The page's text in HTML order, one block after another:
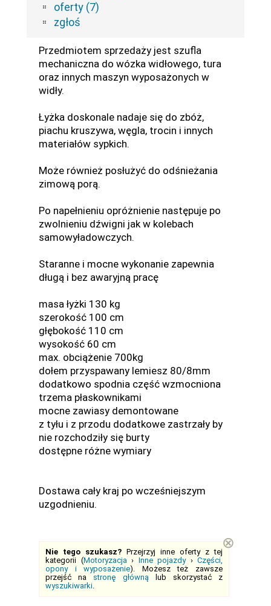
oferty (7)
zgłoś
Przedmiotem sprzedaży jest szufla
mechaniczna do wózka widłowego, tura
oraz innych maszyn wyposażonych w
widły.
Łyżka doskonale nadaje się do zbóż,
piachu kruszywa, węgla, trocin i innych
materiałów sypkich.
Może również posłużyć do odśnieżania
zimową porą.
Po napełnieniu opróżnienie następuje po
zwolnieniu dźwigni jak w kolebach
samowyładowczych.
Staranne i mocne wykonanie zapewnia
długą i bez awaryjną pracę
masa łyżki 130 kg
szerokość 100 cm
głębokość 110 cm
wysokość 60 cm
max. obciążenie 700kg
dołem przyspawany lemiesz 80/8mm
dodatkowo spodnia część wzmocniona
trzema płaskownikami
mocne zawiasy demontowane
z tyłu i z przodu dodatkowe zastrzały by
nie rozchodziły się burty
dostępne różne wymiary
Dostawa cały kraj po wcześniejszym
uzgodnieniu.
Nie tego szukasz? Przejrzyj inne oferty z tej
kategorii (Motoryzacja› Inne pojazdy› Części,
opony i wyposażenie). Możesz też zawsze
przejść na stronę głównąlub skorzystać z
wyszukiwarki.
⊗